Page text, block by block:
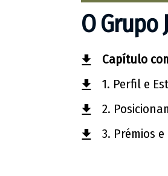
O Grupo
Capítulo
1. Perfil e
2.
3. Prémios